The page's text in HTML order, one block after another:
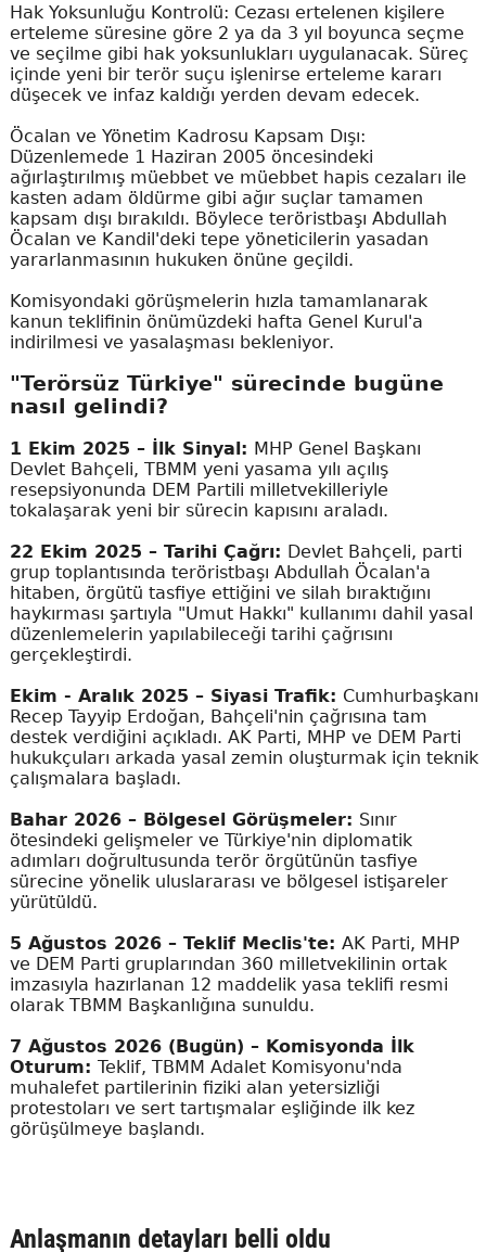
Hak Yoksunluğu Kontrolü: Cezası ertelenen kişilere
erteleme süresine göre 2 ya da 3 yıl boyunca seçme
ve seçilme gibi hak yoksunlukları uygulanacak. Süreç
içinde yeni bir terör suçu işlenirse erteleme kararı
düşecek ve infaz kaldığı yerden devam edecek.
Öcalan ve Yönetim Kadrosu Kapsam Dışı:
Düzenlemede 1 Haziran 2005 öncesindeki
ağırlaştırılmış müebbet ve müebbet hapis cezaları ile
kasten adam öldürme gibi ağır suçlar tamamen
kapsam dışı bırakıldı. Böylece teröristbaşı Abdullah
Öcalan ve Kandil'deki tepe yöneticilerin yasadan
yararlanmasının hukuken önüne geçildi.
Komisyondaki görüşmelerin hızla tamamlanarak
kanun teklifinin önümüzdeki hafta Genel Kurul'a
indirilmesi ve yasalaşması bekleniyor.
"Terörsüz Türkiye" sürecinde bugüne
nasıl gelindi?
1 Ekim 2025 – İlk Sinyal: MHP Genel Başkanı
Devlet Bahçeli, TBMM yeni yasama yılı açılış
resepsiyonunda DEM Partili milletvekilleriyle
tokalaşarak yeni bir sürecin kapısını araladı.
22 Ekim 2025 – Tarihi Çağrı: Devlet Bahçeli, parti
grup toplantısında teröristbaşı Abdullah Öcalan'a
hitaben, örgütü tasfiye ettiğini ve silah bıraktığını
haykırması şartıyla "Umut Hakkı" kullanımı dahil yasal
düzenlemelerin yapılabileceği tarihi çağrısını
gerçekleştirdi.
Ekim - Aralık 2025 – Siyasi Trafik: Cumhurbaşkanı
Recep Tayyip Erdoğan, Bahçeli'nin çağrısına tam
destek verdiğini açıkladı. AK Parti, MHP ve DEM Parti
hukukçuları arkada yasal zemin oluşturmak için teknik
çalışmalara başladı.
Bahar 2026 – Bölgesel Görüşmeler: Sınır
ötesindeki gelişmeler ve Türkiye'nin diplomatik
adımları doğrultusunda terör örgütünün tasfiye
sürecine yönelik uluslararası ve bölgesel istişareler
yürütüldü.
5 Ağustos 2026 – Teklif Meclis'te: AK Parti, MHP
ve DEM Parti gruplarından 360 milletvekilinin ortak
imzasıyla hazırlanan 12 maddelik yasa teklifi resmi
olarak TBMM Başkanlığına sunuldu.
7 Ağustos 2026 (Bugün) – Komisyonda İlk
Oturum: Teklif, TBMM Adalet Komisyonu'nda
muhalefet partilerinin fiziki alan yetersizliği
protestoları ve sert tartışmalar eşliğinde ilk kez
görüşülmeye başlandı.
Anlaşmanın detayları belli oldu